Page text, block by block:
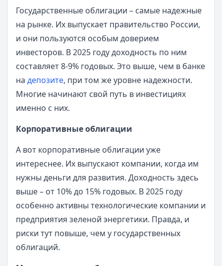
Государственные облигации – самые надежные
на рынке. Их выпускает правительство России,
и они пользуются особым доверием
инвесторов. В 2025 году доходность по ним
составляет 8-9% годовых. Это выше, чем в банке
на депозите, при том же уровне надежности.
Многие начинают свой путь в инвестициях
именно с них.
Корпоративные облигации
А вот корпоративные облигации уже
интереснее. Их выпускают компании, когда им
нужны деньги для развития. Доходность здесь
выше – от 10% до 15% годовых. В 2025 году
особенно активны технологические компании и
предприятия зеленой энергетики. Правда, и
риски тут повыше, чем у государственных
облигаций.